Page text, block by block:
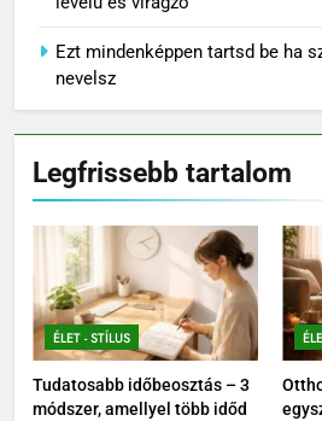
Ezt mindenképpen tartsd be ha
nevelsz
Legfrissebb tartalom
ÉLET - STÍLUS
Tudatosabb időbeosztás – 3
módszer, amellyel több időd